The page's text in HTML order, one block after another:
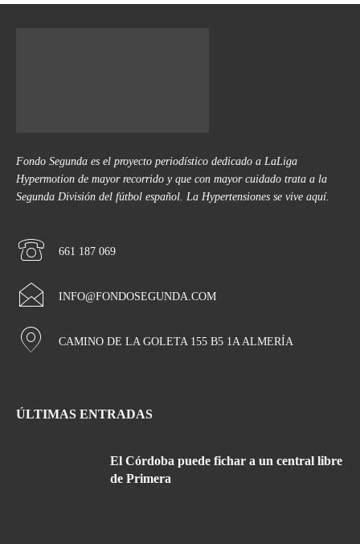
Fondo Segunda es el proyecto periodístico dedicado a LaLiga
Hypermotion de mayor recorrido y que con mayor cuidado trata a la
Segunda División del fútbol español. La Hypertensiones se vive aquí.
661 187 069
INFO@FONDOSEGUNDA.COM
CAMINO DE LA GOLETA 155 B5 1A ALMERÍA
ÚLTIMAS ENTRADAS
El Córdoba puede fichar a un central libre
de Primera